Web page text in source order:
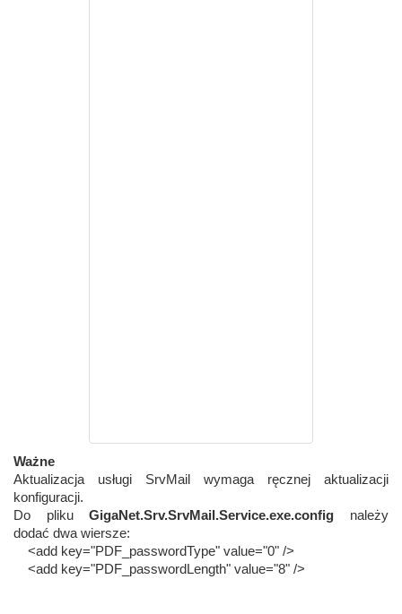
Ważne
Aktualizacja usługi SrvMail wymaga ręcznej aktualizacji
konfiguracji.
Do plikuGigaNet.Srv.SrvMail.Service.exe.config należy
dodać dwa wiersze:
<add key="PDF_passwordType" value="0" />
<add key="PDF_passwordLength" value="8" />